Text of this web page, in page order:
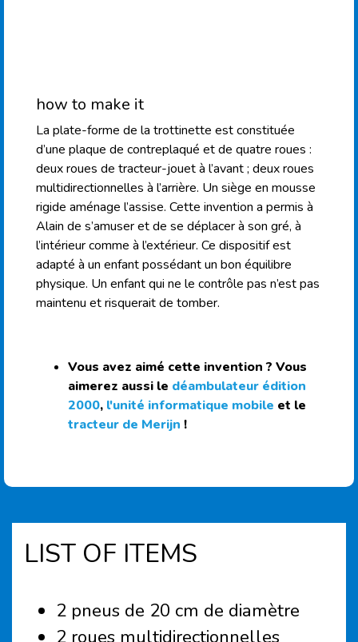
how to make it
La plate-forme de la trottinette est constituée
d’une plaque de contreplaqué et de quatre roues :
deux roues de tracteur-jouet à l’avant ; deux roues
multidirectionnelles à l’arrière. Un siège en mousse
rigide aménage l’assise. Cette invention a permis à
Alain de s’amuser et de se déplacer à son gré, à
l’intérieur comme à l’extérieur. Ce dispositif est
adapté à un enfant possédant un bon équilibre
physique. Un enfant qui ne le contrôle pas n’est pas
maintenu et risquerait de tomber.
Vous avez aimé cette invention ? Vous
aimerez aussi le déambulateur édition
2000, l'unité informatique mobile et le
tracteur de Merijn !
LIST OF ITEMS
2 pneus de 20 cm de diamètre
2 roues multidirectionnelles